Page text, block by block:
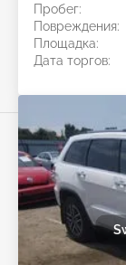
Пробег:
Повреждения:
Площадка:
Дата торгов: